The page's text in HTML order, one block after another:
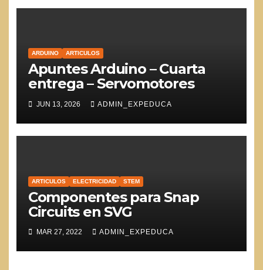
ARDUINO ARTICULOS
Apuntes Arduino – Cuarta
entrega – Servomotores
JUN 13, 2026 ADMIN_EXPEDUCA
ARTICULOS ELECTRICIDAD STEM
Componentes para Snap
Circuits en SVG
MAR 27, 2022 ADMIN_EXPEDUCA